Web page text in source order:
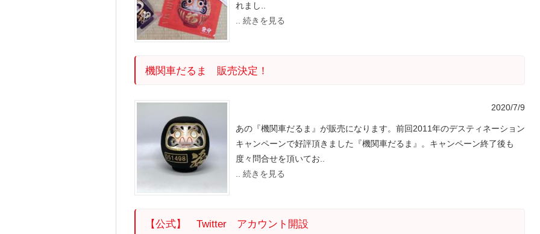
れまし..
.. 続きを見る
機関車だるま 販売決定！
2020/7/9
あの『機関車だるま』が販売になります。前回2011年のデスティネーション
キャンペーンで好評頂きました『機関車だるま』。キャンペーン終了後も
度々問合せを頂いてお..
.. 続きを見る
【公式】 Twitter アカウント開設